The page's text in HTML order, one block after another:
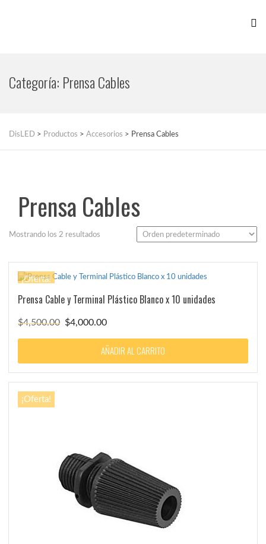
Categoría: Prensa Cables
DisLED > Productos > Accesorios > Prensa Cables
Prensa Cables
Mostrando los 2 resultados
¡Oferta!
Prensa Cable y Terminal Plástico Blanco x 10 unidades
$4,500.00
El$4,000.00El
actual
es:
AÑADIR AL CARRITO
¡Oferta!